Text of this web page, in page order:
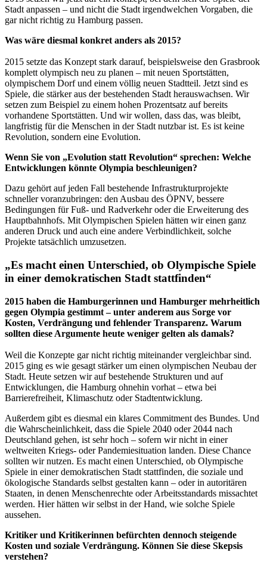
Stadt anpassen – und nicht die Stadt irgendwelchen Vorgaben, die
gar nicht richtig zu Hamburg passen.
Was wäre diesmal konkret anders als 2015?
2015 setzte das Konzept stark darauf, beispielsweise den Grasbrook
komplett olympisch neu zu planen – mit neuen Sportstätten,
olympischem Dorf und einem völlig neuen Stadtteil. Jetzt sind es
Spiele, die stärker aus der bestehenden Stadt herauswachsen. Wir
setzen zum Beispiel zu einem hohen Prozentsatz auf bereits
vorhandene Sportstätten. Und wir wollen, dass das, was bleibt,
langfristig für die Menschen in der Stadt nutzbar ist. Es ist keine
Revolution, sondern eine Evolution.
Wenn Sie von „Evolution statt Revolution“ sprechen: Welche
Entwicklungen könnte Olympia beschleunigen?
Dazu gehört auf jeden Fall bestehende Infrastrukturprojekte
schneller voranzubringen: den Ausbau des ÖPNV, bessere
Bedingungen für Fuß- und Radverkehr oder die Erweiterung des
Hauptbahnhofs. Mit Olympischen Spielen hätten wir einen ganz
anderen Druck und auch eine andere Verbindlichkeit, solche
Projekte tatsächlich umzusetzen.
„Es macht einen Unterschied, ob Olympische Spiele
in einer demokratischen Stadt stattfinden“
2015 haben die Hamburgerinnen und Hamburger mehrheitlich
gegen Olympia gestimmt – unter anderem aus Sorge vor
Kosten, Verdrängung und fehlender Transparenz. Warum
sollten diese Argumente heute weniger gelten als damals?
Weil die Konzepte gar nicht richtig miteinander vergleichbar sind.
2015 ging es wie gesagt stärker um einen olympischen Neubau der
Stadt. Heute setzen wir auf bestehende Strukturen und auf
Entwicklungen, die Hamburg ohnehin vorhat – etwa bei
Barrierefreiheit, Klimaschutz oder Stadtentwicklung.
Außerdem gibt es diesmal ein klares Commitment des Bundes. Und
die Wahrscheinlichkeit, dass die Spiele 2040 oder 2044 nach
Deutschland gehen, ist sehr hoch – sofern wir nicht in einer
weltweiten Kriegs- oder Pandemiesituation landen. Diese Chance
sollten wir nutzen. Es macht einen Unterschied, ob Olympische
Spiele in einer demokratischen Stadt stattfinden, die soziale und
ökologische Standards selbst gestalten kann – oder in autoritären
Staaten, in denen Menschenrechte oder Arbeitsstandards missachtet
werden. Hier hätten wir selbst in der Hand, wie solche Spiele
aussehen.
Kritiker und Kritikerinnen befürchten dennoch steigende
Kosten und soziale Verdrängung. Können Sie diese Skepsis
verstehen?